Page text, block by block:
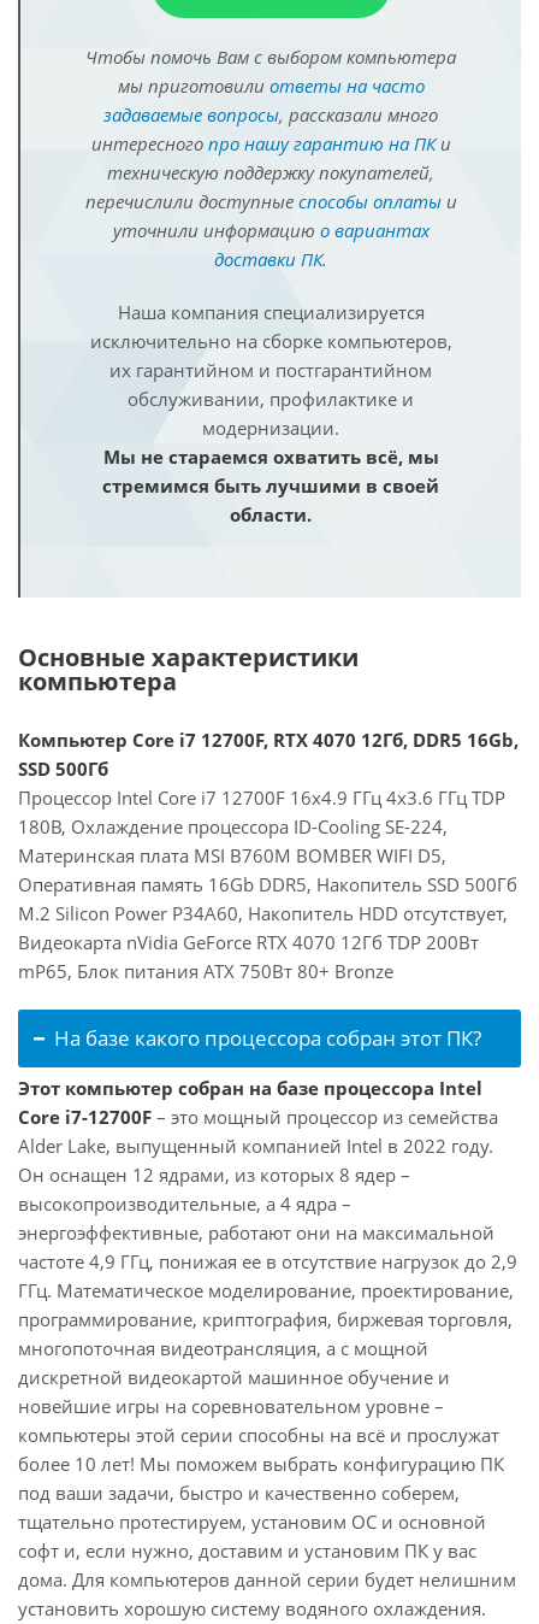
Чтобы помочь Вам с выбором компьютера
мы приготовили ответы на часто
задаваемые вопросы, рассказали много
интересного про нашу гарантию на ПКи
техническую поддержку покупателей,
перечислили доступные способы оплатыи
уточнили информацию о вариантах
доставки ПК.
Наша компания специализируется
исключительно на сборке компьютеров,
их гарантийном и постгарантийном
обслуживании, профилактике и
модернизации.
Мы не стараемся охватить всё, мы
стремимся быть лучшими в своей
области.
Основные характеристики
компьютера
Компьютер Core i7 12700F, RTX 4070 12Гб, DDR5 16Gb,
SSD 500Гб
Процессор Intel Core i7 12700F 16x4.9 ГГц 4x3.6 ГГц TDP
180В, Охлаждение процессора ID-Cooling SE-224,
Материнская плата MSI B760M BOMBER WIFI D5,
Оперативная память 16Gb DDR5, Накопитель SSD 500Гб
M.2 Silicon Power P34A60, Накопитель HDD отсутствует,
Видеокарта nVidia GeForce RTX 4070 12Гб TDP 200Вт
mP65, Блок питания ATX 750Вт 80+ Bronze
На базе какого процессора собран этот ПК?
Этот компьютер собран на базе процессора Intel
Core i7-12700F – это мощный процессор из семейства
Alder Lake, выпущенный компанией Intel в 2022 году.
Он оснащен 12 ядрами, из которых 8 ядер –
высокопроизводительные, а 4 ядра –
энергоэффективные, работают они на максимальной
частоте 4,9 ГГц, понижая ее в отсутствие нагрузок до 2,9
ГГц. Математическое моделирование, проектирование,
программирование, криптография, биржевая торговля,
многопоточная видеотрансляция, а с мощной
дискретной видеокартой машинное обучение и
новейшие игры на соревновательном уровне –
компьютеры этой серии способны на всё и прослужат
более 10 лет! Мы поможем выбрать конфигурацию ПК
под ваши задачи, быстро и качественно соберем,
тщательно протестируем, установим ОС и основной
софт и, если нужно, доставим и установим ПК у вас
дома. Для компьютеров данной серии будет нелишним
установить хорошую систему водяного охлаждения.